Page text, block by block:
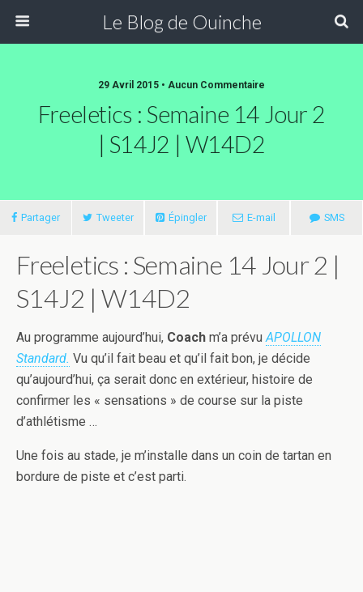
Le Blog de Ouinche
29 Avril 2015 • Aucun Commentaire
Freeletics : Semaine 14 Jour 2
| S14J2 | W14D2
Partager Tweeter Épingler E-mail SMS
Freeletics : Semaine 14 Jour 2 |
S14J2 | W14D2
Au programme aujourd’hui, Coach m’a prévuAPOLLON
Standard. Vu qu’il fait beau et qu’il fait bon, je décide
qu’aujourd’hui, ça serait donc en extérieur, histoire de
confirmer les « sensations » de course sur la piste
d’athlétisme …
Une fois au stade, je m’installe dans un coin de tartan en
bordure de piste et c’est parti.